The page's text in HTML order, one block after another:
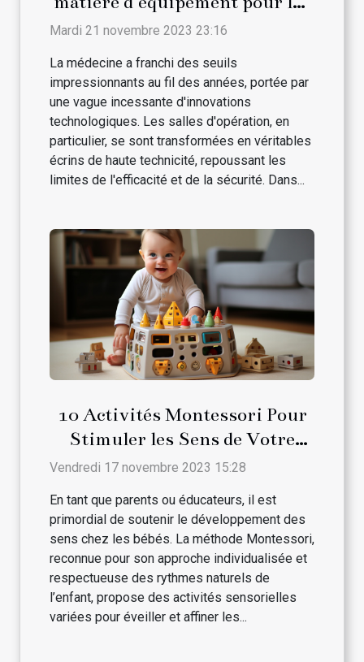
salles d'opération
Mardi 21 novembre 2023 23:16
La médecine a franchi des seuils
impressionnants au fil des années, portée par
une vague incessante d'innovations
technologiques. Les salles d'opération, en
particulier, se sont transformées en véritables
écrins de haute technicité, repoussant les
limites de l'efficacité et de la sécurité. Dans...
10 Activités Montessori Pour
Stimuler les Sens de Votre
Bébé
Vendredi 17 novembre 2023 15:28
En tant que parents ou éducateurs, il est
primordial de soutenir le développement des
sens chez les bébés. La méthode Montessori,
reconnue pour son approche individualisée et
respectueuse des rythmes naturels de
l’enfant, propose des activités sensorielles
variées pour éveiller et affiner les...